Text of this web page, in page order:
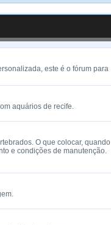
este é o fórum para
aquários de recife.
O que colocar, quando
e condições de manutenção.